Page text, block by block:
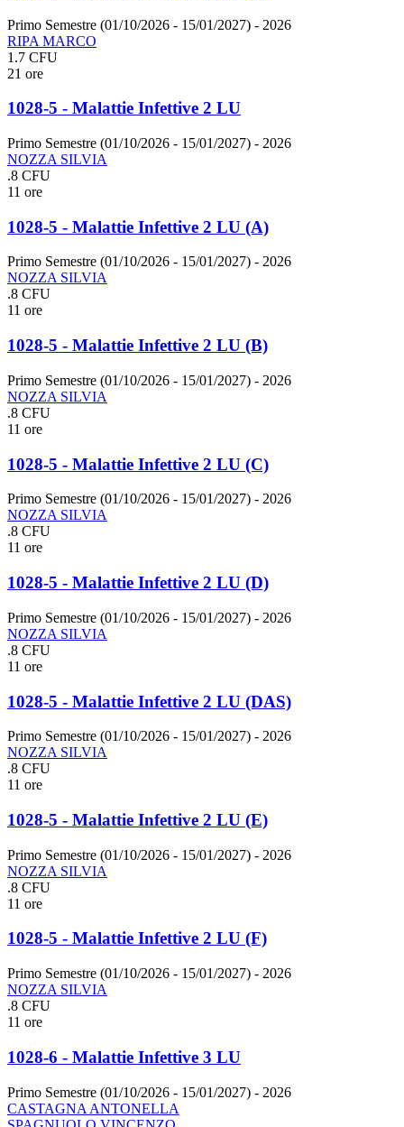
Primo Semestre (01/10/2026 - 15/01/2027) - 2026
RIPA MARCO
1.7 CFU
21 ore
1028-5 - Malattie Infettive 2 LU
Primo Semestre (01/10/2026 - 15/01/2027) - 2026
NOZZA SILVIA
.8 CFU
11 ore
1028-5 - Malattie Infettive 2 LU (A)
Primo Semestre (01/10/2026 - 15/01/2027) - 2026
NOZZA SILVIA
.8 CFU
11 ore
1028-5 - Malattie Infettive 2 LU (B)
Primo Semestre (01/10/2026 - 15/01/2027) - 2026
NOZZA SILVIA
.8 CFU
11 ore
1028-5 - Malattie Infettive 2 LU (C)
Primo Semestre (01/10/2026 - 15/01/2027) - 2026
NOZZA SILVIA
.8 CFU
11 ore
1028-5 - Malattie Infettive 2 LU (D)
Primo Semestre (01/10/2026 - 15/01/2027) - 2026
NOZZA SILVIA
.8 CFU
11 ore
1028-5 - Malattie Infettive 2 LU (DAS)
Primo Semestre (01/10/2026 - 15/01/2027) - 2026
NOZZA SILVIA
.8 CFU
11 ore
1028-5 - Malattie Infettive 2 LU (E)
Primo Semestre (01/10/2026 - 15/01/2027) - 2026
NOZZA SILVIA
.8 CFU
11 ore
1028-5 - Malattie Infettive 2 LU (F)
Primo Semestre (01/10/2026 - 15/01/2027) - 2026
NOZZA SILVIA
.8 CFU
11 ore
1028-6 - Malattie Infettive 3 LU
Primo Semestre (01/10/2026 - 15/01/2027) - 2026
CASTAGNA ANTONELLA